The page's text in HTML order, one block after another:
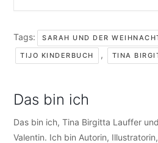
Tags: SARAH UND DER
TIJO KINDERBUCH , TINA
Das bin ich
Das bin ich, Tina Birgitta Lauffer
Valentin. Ich bin Autorin,